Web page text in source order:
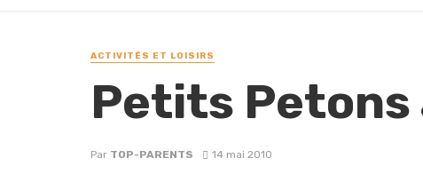
ACTIVITÉS ET LOISIRS
Petits Petons
Par TOP-PARENTS 14 mai 2010